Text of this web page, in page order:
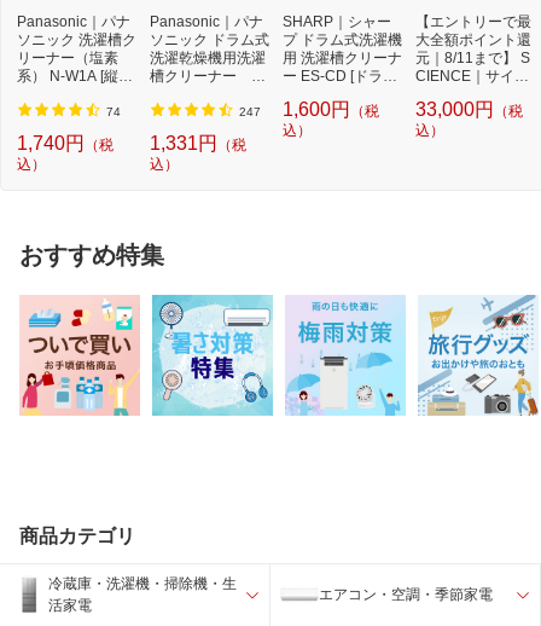
Panasonic｜パナ
ソニック 洗濯槽ク
リーナー（塩素
系） N-W1A [縦型
系...
74
1,740円
（税
込）
Panasonic｜パナ
ソニック ドラム式
洗濯乾燥機用洗濯
槽クリーナー N-
濯...
247
1,331円
（税
込）
SHARP｜シャー
プ ドラム式洗濯機
用 洗濯槽クリーナ
ー ES-CD [ドラム
1,600円
（税
込）
【エントリーで最
大全額ポイント還
元｜8/11まで】 S
CIENCE｜サイエ
ッ...
33,000円
（税
込）
おすすめ特集
商品カテゴリ
冷蔵庫・洗濯機・掃除機・生
活家電
エアコン・空調・季節家電